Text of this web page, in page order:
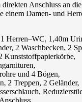
Anschluss an
einem Damen- und
Herren–WC, 1,40m
2 Waschbecken, 2
Kunststoffpapierkörbe,
und 4 Bögen,
2 Treppen, 2 Geländer,